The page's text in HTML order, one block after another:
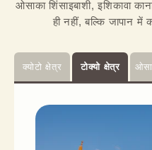
ओसाका शिंसाइबाशी, इशिकावा
ही नहीं, बल्कि जापान
क्योटो क्षेत्र टोक्यो क्षेत्र